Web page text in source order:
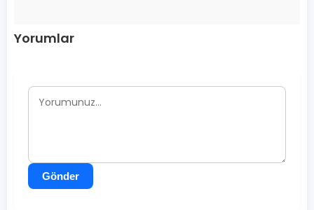
Yorumlar
Gönder